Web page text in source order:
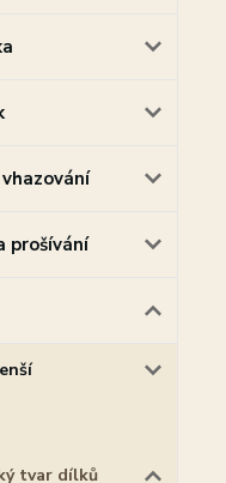
prošívání
tvar dílků